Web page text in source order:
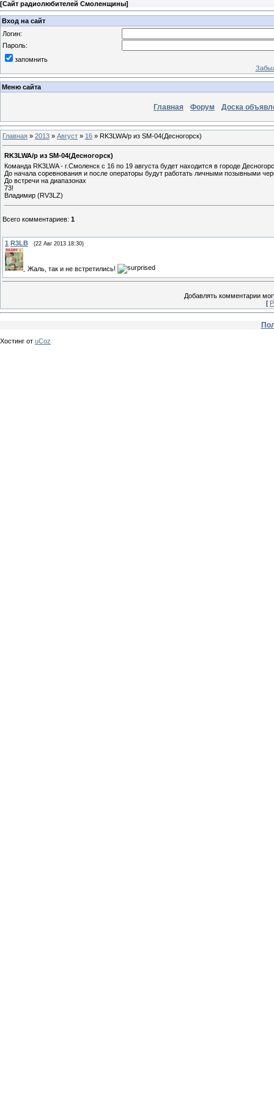
[Сайт радиолюбителей Смоленщины]
Вход на сайт
Логин:
Пароль:
запомнить
Меню сайта
Главная Форум Доска
Главная » 2013 » Август » 16 » RK3LWA/p из SM-04(Десногорск)
RK3LWA/p из SM-04(Десногорск)
Команда RK3LWA - г.Смоленск с 16 по 19 августа будет находится в городе
До начала соревнования и после операторы будут работать личными позывными
До встречи на диапазонах
73!
Владимир (RV3LZ)
Всего комментариев: 1
1 R3LB (22 Авг 2013 18:30)
Жаль, так и не встретились!
Добавлять комментарии
[
Хостинг от uCoz